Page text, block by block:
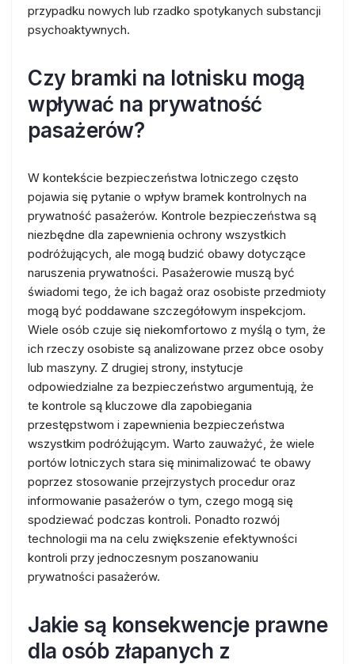
przypadku nowych lub rzadko spotykanych substancji
psychoaktywnych.
Czy bramki na lotnisku mogą
wpływać na prywatność
pasażerów?
W kontekście bezpieczeństwa lotniczego często
pojawia się pytanie o wpływ bramek kontrolnych na
prywatność pasażerów. Kontrole bezpieczeństwa są
niezbędne dla zapewnienia ochrony wszystkich
podróżujących, ale mogą budzić obawy dotyczące
naruszenia prywatności. Pasażerowie muszą być
świadomi tego, że ich bagaż oraz osobiste przedmioty
mogą być poddawane szczegółowym inspekcjom.
Wiele osób czuje się niekomfortowo z myślą o tym, że
ich rzeczy osobiste są analizowane przez obce osoby
lub maszyny. Z drugiej strony, instytucje
odpowiedzialne za bezpieczeństwo argumentują, że
te kontrole są kluczowe dla zapobiegania
przestępstwom i zapewnienia bezpieczeństwa
wszystkim podróżującym. Warto zauważyć, że wiele
portów lotniczych stara się minimalizować te obawy
poprzez stosowanie przejrzystych procedur oraz
informowanie pasażerów o tym, czego mogą się
spodziewać podczas kontroli. Ponadto rozwój
technologii ma na celu zwiększenie efektywności
kontroli przy jednoczesnym poszanowaniu
prywatności pasażerów.
Jakie są konsekwencje prawne
dla osób złapanych z